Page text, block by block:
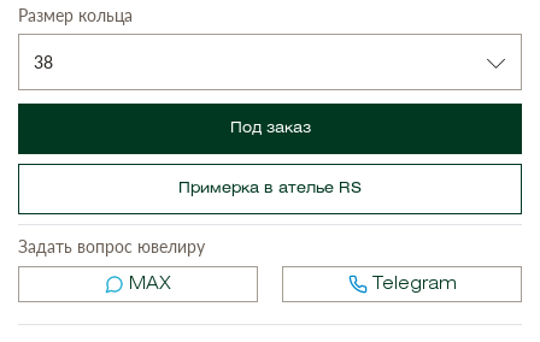
Размер кольца
38
Под заказ
Примерка в ателье RS
Задать вопрос ювелиру
MAX Telegram